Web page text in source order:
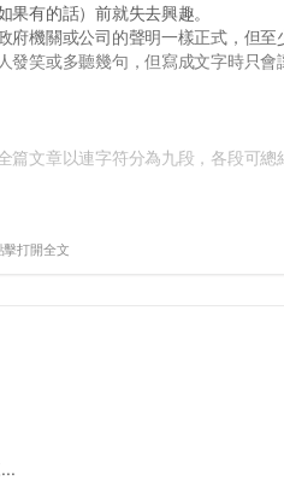
有的話）前就失去興趣。
機關或公司的聲明一樣正式，但至
發笑或多聽幾句，但寫成文字時只會
文章以連字符分為九段，各段可總
擊打開全文